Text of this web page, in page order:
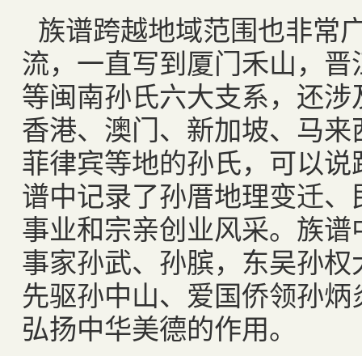
族谱跨越地域范围也非常
流，一直写到厦门禾山，
等闽南孙氏六大支系，还
香港、澳门、新加坡、马
菲律宾等地的孙氏，可以
谱中记录了孙厝地理变迁
事业和宗亲创业风采。族
事家孙武、孙膑，东吴孙
先驱孙中山、爱国侨领孙
弘扬中华美德的作用。